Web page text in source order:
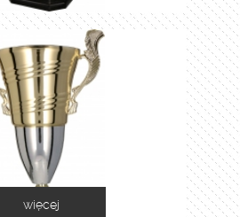
więcej